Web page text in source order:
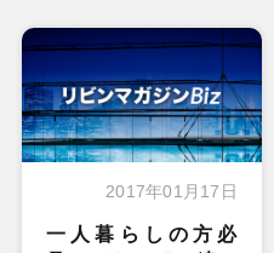
2017年01月17日
一人暮らしの方必